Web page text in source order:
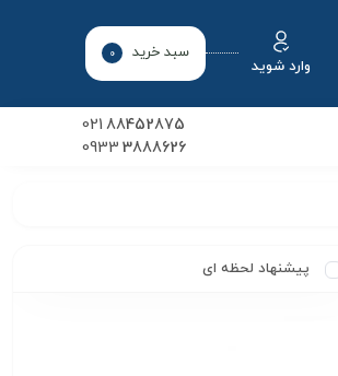
وارد شوید
سبد خرید 0
88452875
021
3888626
0933
پیشنهاد لحظه ای